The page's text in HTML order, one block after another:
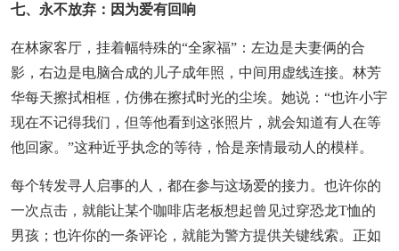
七、永不放弃：因为爱有回响
在林家客厅，挂着幅特殊的“全家福”：左边是夫妻俩的合
影，右边是电脑合成的儿子成年照，中间用虚线连接。林芳
华每天擦拭相框，仿佛在擦拭时光的尘埃。她说：“也许小宇
现在不记得我们，但等他看到这张照片，就会知道有人在等
他回家。”这种近乎执念的等待，恰是亲情最动人的模样。
每个转发寻人启事的人，都在参与这场爱的接力。也许你的
一次点击，就能让某个咖啡店老板想起曾见过穿恐龙T恤的
男孩；也许你的一条评论，就能为警方提供关键线索。正如